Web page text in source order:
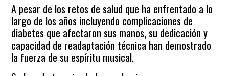
A pesar de los retos de salud que ha enfrentado a lo
largo de los años incluyendo complicaciones de
diabetes que afectaron sus manos, su dedicación y
capacidad de readaptación técnica han demostrado
la fuerza de su espíritu musical.